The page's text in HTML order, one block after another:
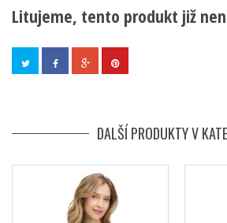
Litujeme, tento produkt již
DALŠÍ PRODUKTY V